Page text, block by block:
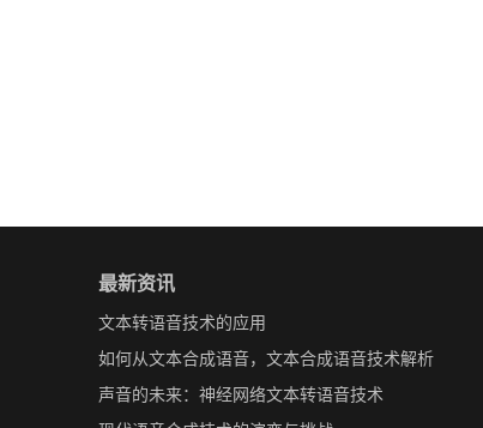
最新资讯
文本转语音技术的应用
如何从文本合成语音，文本合成语音技术解析
声音的未来：神经网络文本转语音技术